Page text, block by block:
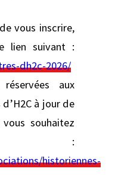
vous inscrire,
lien suivant :
dh2c-2026/
aux
à jour de
souhaitez
:
historiennes-